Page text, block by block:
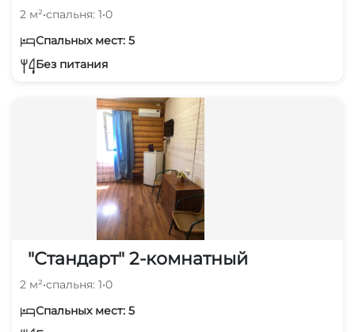
2 м²•спальня: 1•0
Спальных мест: 5
Без питания
"Стандарт" 2-комнатный
2 м²•спальня: 1•0
Спальных мест: 5